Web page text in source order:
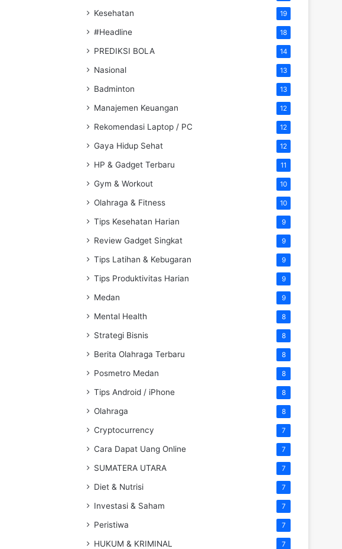
Kesehatan 19
#Headline 18
PREDIKSI BOLA 14
Nasional 13
Badminton 13
Manajemen Keuangan 12
Rekomendasi Laptop / PC 12
Gaya Hidup Sehat 12
HP & Gadget Terbaru 11
Gym & Workout 10
Olahraga & Fitness 10
Tips Kesehatan Harian 9
Review Gadget Singkat 9
Tips Latihan & Kebugaran 9
Tips Produktivitas Harian 9
Medan 9
Mental Health 8
Strategi Bisnis 8
Berita Olahraga Terbaru 8
Posmetro Medan 8
Tips Android / iPhone 8
Olahraga 8
Cryptocurrency 7
Cara Dapat Uang Online 7
SUMATERA UTARA 7
Diet & Nutrisi 7
Investasi & Saham 7
Peristiwa 7
HUKUM & KRIMINAL 7